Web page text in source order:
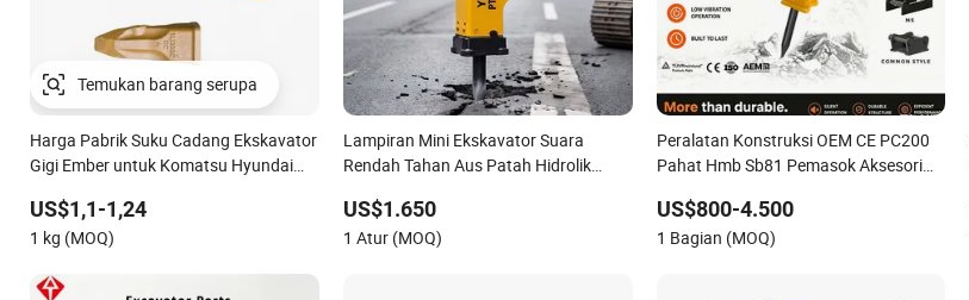
Harga Pabrik Suku Cadang Ekskavator
Gigi Ember untuk Komatsu Hyundai
Hensley Sunward Esco Doosan
Daewoo Cat Penggunaan Loader
US$1,1-1,24
1 kg (MOQ)
Lampiran Mini Ekskavator Suara
Rendah Tahan Aus Patah Hidrolik
Pemeliharaan Jalan Raya,
Penghancuran Batu Tambang &
US$1.650
1 Atur (MOQ)
Peralatan Konstruksi OEM CE PC200
Pahat Hmb Sb81 Pemasok Aksesori
Rock Breaker Hidrolik
US$800-4.500
1 Bagian (MOQ)